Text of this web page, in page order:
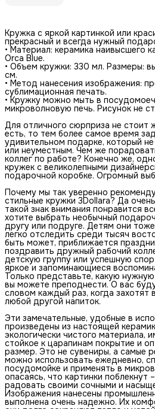
Кружка с яркой картинкой или
прекрасный и всегда нужный
• Материал: керамика наивысшего
Orca Blue.
• Объем кружки: 330 мл. Размеры:
см.
• Метод нанесения изображения:
сублимационная печать.
• Кружку можно мыть в
микроволновую печь. Рисунок не
Для отличного сюрприза не стоит
есть, то тем более самое время
удивительном подарке, который
или неуместным. Чем же
коллег по работе? Конечно же,
кружек с великолепными
подарочной коробке. Огромный
Почему мы так уверенно
стильные кружки 3Dollara? Да
такой знак внимания понравится
хотите выбрать необычный
другу или подруге. Детям они
легко отследить среди тысяч
быть может, приближается
поздравить дружный рабочий
детскую группу или успешную
яркое и запоминающиеся
Только представьте, какую
вы можете преподнести. О вас
словом каждый раз, когда захотят
любой другой напиток.
Эти замечательные, удобные в
произведены из настоящей
экологически чистого материала,
стойкое к царапинам покрытие и
размер. Это не сувениры, а самые
можно использовать ежедневно,
посудомойке и применять в
опасаясь, что картинки
радовать своими сочными и
Изображения нанесены
выполнена очень надежно. Их